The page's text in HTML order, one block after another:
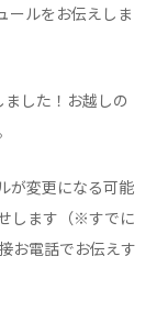
ールをお伝えしま
した！お越しの
が変更になる可能
します（※すでに
お電話でお伝えす